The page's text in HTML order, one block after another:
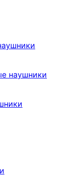
наушники